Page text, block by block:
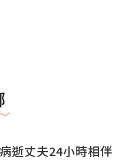
逝丈夫24小時相